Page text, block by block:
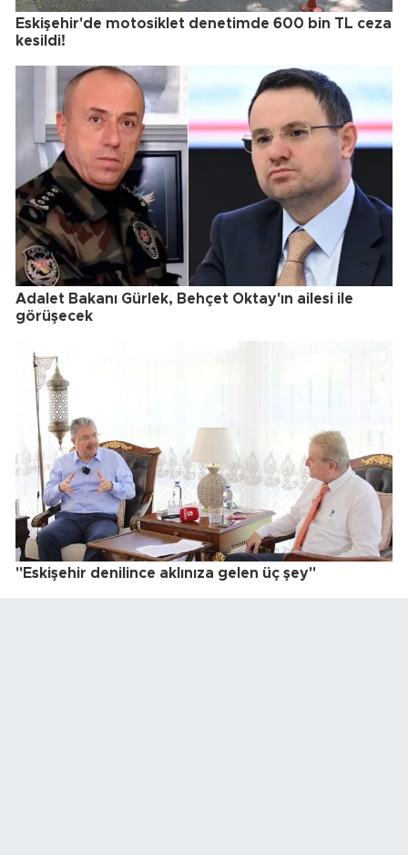
Eskişehir'de motosiklet denetimde 600 bin TL ceza
kesildi!
Adalet Bakanı Gürlek, Behçet Oktay'ın ailesi ile
görüşecek
"Eskişehir denilince aklınıza gelen üç şey"